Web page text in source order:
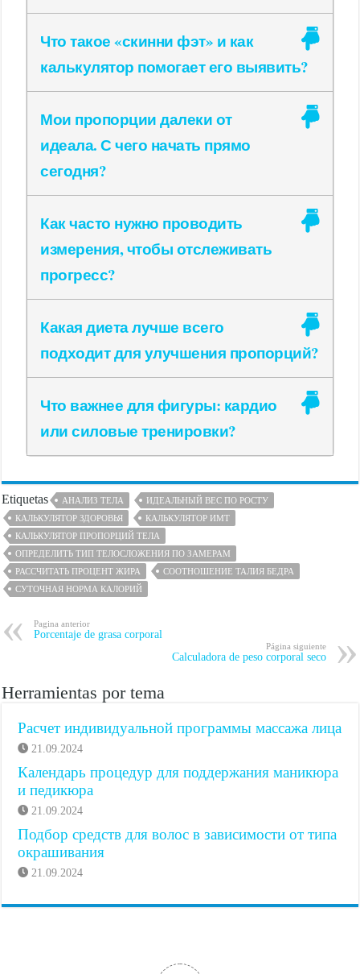
Что такое «скинни фэт» и как
калькулятор помогает его выявить?
Мои пропорции далеки от
идеала. С чего начать прямо
сегодня?
Как часто нужно проводить
измерения, чтобы отслеживать
прогресс?
Какая диета лучше всего
подходит для улучшения пропорций?
Что важнее для фигуры: кардио
или силовые тренировки?
Etiquetas АНАЛИЗ ТЕЛА
ИДЕАЛЬНЫЙ ВЕС ПО РОСТУ
КАЛЬКУЛЯТОР ЗДОРОВЬЯ
КАЛЬКУЛЯТОР ИМТ
КАЛЬКУЛЯТОР ПРОПОРЦИЙ ТЕЛА
ОПРЕДЕЛИТЬ ТИП ТЕЛОСЛОЖЕНИЯ ПО ЗАМЕРАМ
РАССЧИТАТЬ ПРОЦЕНТ ЖИРА
СООТНОШЕНИЕ ТАЛИЯ БЕДРА
СУТОЧНАЯ НОРМА КАЛОРИЙ
Pagina anterior
Porcentaje de grasa corporal
Página siguiente
Calculadora de peso corporal seco
Herramientas por tema
Расчет индивидуальной программы массажа лица
21.09.2024
Календарь процедур для поддержания маникюра
и педикюра
21.09.2024
Подбор средств для волос в зависимости от типа
окрашивания
21.09.2024